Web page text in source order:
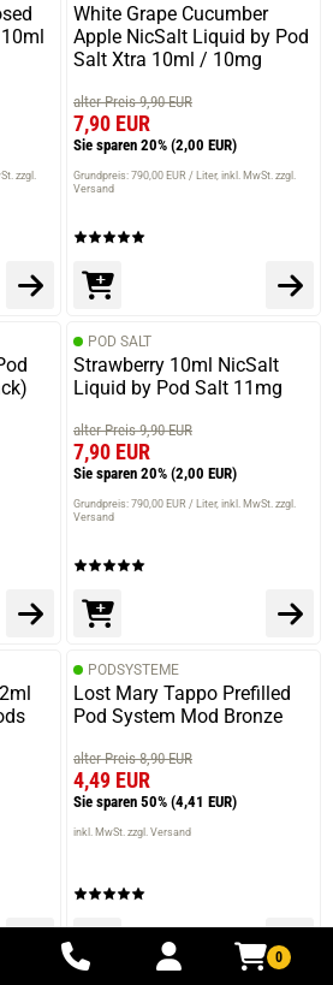
0
zzgl.
White Grape Cucumber
Apple NicSalt Liquid by Pod
Salt Xtra 10ml / 10mg
alter Preis 9,90 EUR
7,90 EUR
Sie sparen 20% (2,00 EUR)
Grundpreis: 790,00 EUR / Liter inkl. MwSt. zzgl.
Versand
POD SALT
Strawberry 10ml NicSalt
Liquid by Pod Salt 11mg
alter Preis 9,90 EUR
7,90 EUR
Sie sparen 20% (2,00 EUR)
Grundpreis: 790,00 EUR / Liter inkl. MwSt. zzgl.
Versand
PODSYSTEME
Lost Mary Tappo Prefilled
Pod System Mod Bronze
alter Preis 8,90 EUR
4,49 EUR
Sie sparen 50% (4,41 EUR)
inkl. MwSt. zzgl. Versand